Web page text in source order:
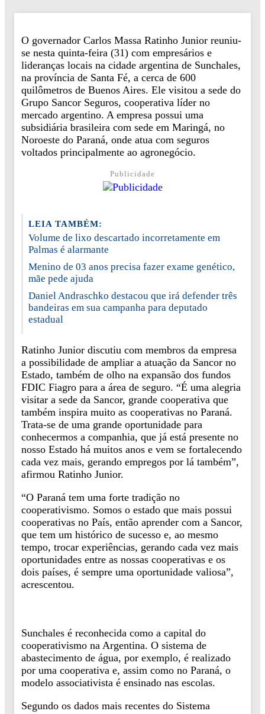
O governador Carlos Massa Ratinho Junior reuniu-
se nesta quinta-feira (31) com empresários e
lideranças locais na cidade argentina de Sunchales,
na província de Santa Fé, a cerca de 600
quilômetros de Buenos Aires. Ele visitou a sede do
Grupo Sancor Seguros, cooperativa líder no
mercado argentino. A empresa possui uma
subsidiária brasileira com sede em Maringá, no
Noroeste do Paraná, onde atua com seguros
voltados principalmente ao agronegócio.
Publicidade
LEIA TAMBÉM:
Volume de lixo descartado incorretamente em
Palmas é alarmante
Menino de 03 anos precisa fazer exame genético,
mãe pede ajuda
Daniel Andraschko destacou que irá defender três
bandeiras em sua campanha para deputado
estadual
Ratinho Junior discutiu com membros da empresa
a possibilidade de ampliar a atuação da Sancor no
Estado, também de olho na expansão dos fundos
FDIC Fiagro para a área de seguro. “É uma alegria
visitar a sede da Sancor, grande cooperativa que
também inspira muito as cooperativas no Paraná.
Trata-se de uma grande oportunidade para
conhecermos a companhia, que já está presente no
nosso Estado há muitos anos e vem se fortalecendo
cada vez mais, gerando empregos por lá também”,
afirmou Ratinho Junior.
“O Paraná tem uma forte tradição no
cooperativismo. Somos o estado que mais possui
cooperativas no País, então aprender com a Sancor,
que tem um histórico de sucesso e, ao mesmo
tempo, trocar experiências, gerando cada vez mais
oportunidades entre as nossas cooperativas e os
dois países, é sempre uma oportunidade valiosa”,
acrescentou.
Sunchales é reconhecida como a capital do
cooperativismo na Argentina. O sistema de
abastecimento de água, por exemplo, é realizado
por uma cooperativa e, assim como no Paraná, o
modelo associativista é ensinado nas escolas.
Segundo os dados mais recentes do Sistema